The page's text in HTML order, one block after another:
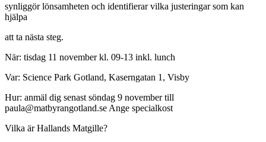
synliggör lönsamheten och identifierar vilka justeringar som kan
hjälpa
att ta nästa steg.
När: tisdag 11 november kl. 09-13 inkl. lunch
Var: Science Park Gotland, Kaserngatan 1, Visby
Hur: anmäl dig senast söndag 9 november till
paula@matbyrangotland.se Ange specialkost
Vilka är Hallands Matgille?